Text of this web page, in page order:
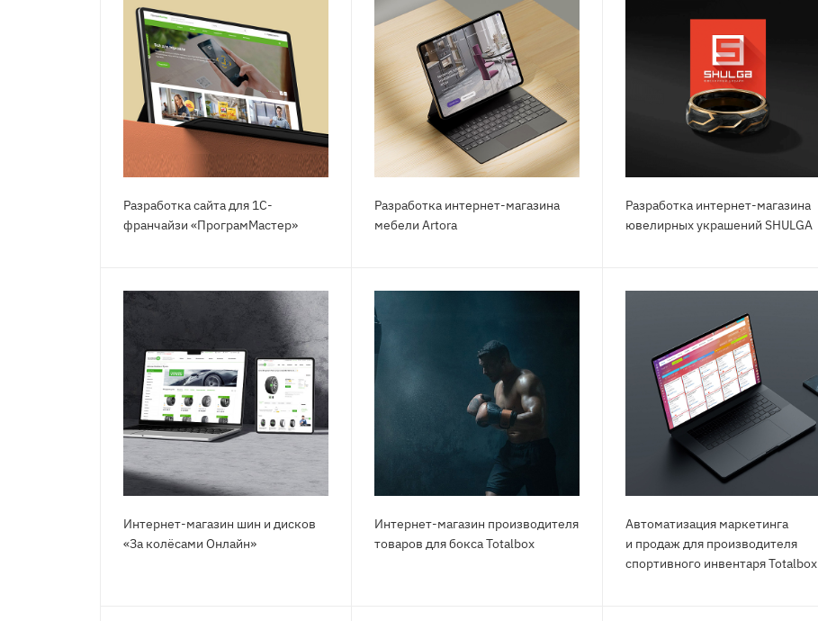
Разработка сайта для 1С-
франчайзи «ПрограмМастер»
Разработка интернет-магазина
мебели Artora
Разработка интернет-магазина
ювелирных украшений SНULGА
Интернет-магазин шин и дисков
«За колёсами Онлайн»
Интернет-магазин производителя
товаров для бокса Totalbox
Автоматизация маркетинга
и продаж для производителя
спортивного инвентаря Totalbox